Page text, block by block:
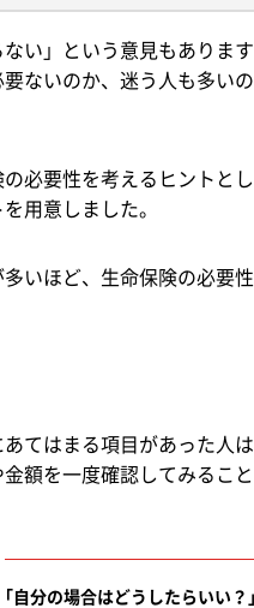
ない」という意見もありま
ないのか、迷う人も多い
必要性を考えるヒントと
用意しました。
いほど、生命保険の必要
てはまる項目があった人
額を一度確認してみるこ
「自分の場合はどうしたらいい？